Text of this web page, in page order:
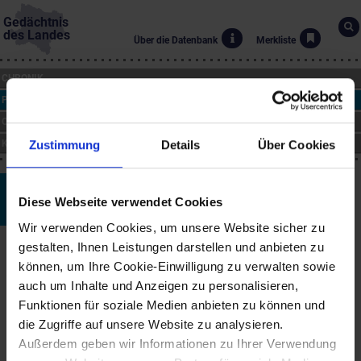
Zustimmung Details Über Cookies
Diese Webseite verwendet Cookies
Wir verwenden Cookies, um unsere Website sicher zu
gestalten, Ihnen Leistungen darstellen und anbieten zu
können, um Ihre Cookie-Einwilligung zu verwalten sowie
auch um Inhalte und Anzeigen zu personalisieren,
Funktionen für soziale Medien anbieten zu können und
die Zugriffe auf unsere Website zu analysieren.
Außerdem geben wir Informationen zu Ihrer Verwendung
Gedächtnis
des Landes
Über die Datenbank Merkliste
CHRONIK
PERSONEN
ORTE
KUNST
Ludwig Stöhr
Biographie
Als Sohn eines Geigenbauers in St. Pölten geboren, war der
Komponist Ludwig Stöhr als Musiklehrer und Leiter des St. Pöltner
Musikvereins in seiner Heimatstadt tätig. Stöhr unterrichtete
zunächst am Institut der Englischen Fräulein, später auch am
Gymnasium. In den Jahren 1869–1899 stand er dem St. Pöltner
Musikverein vor und sorgte für einen großen Aufschwung dieser